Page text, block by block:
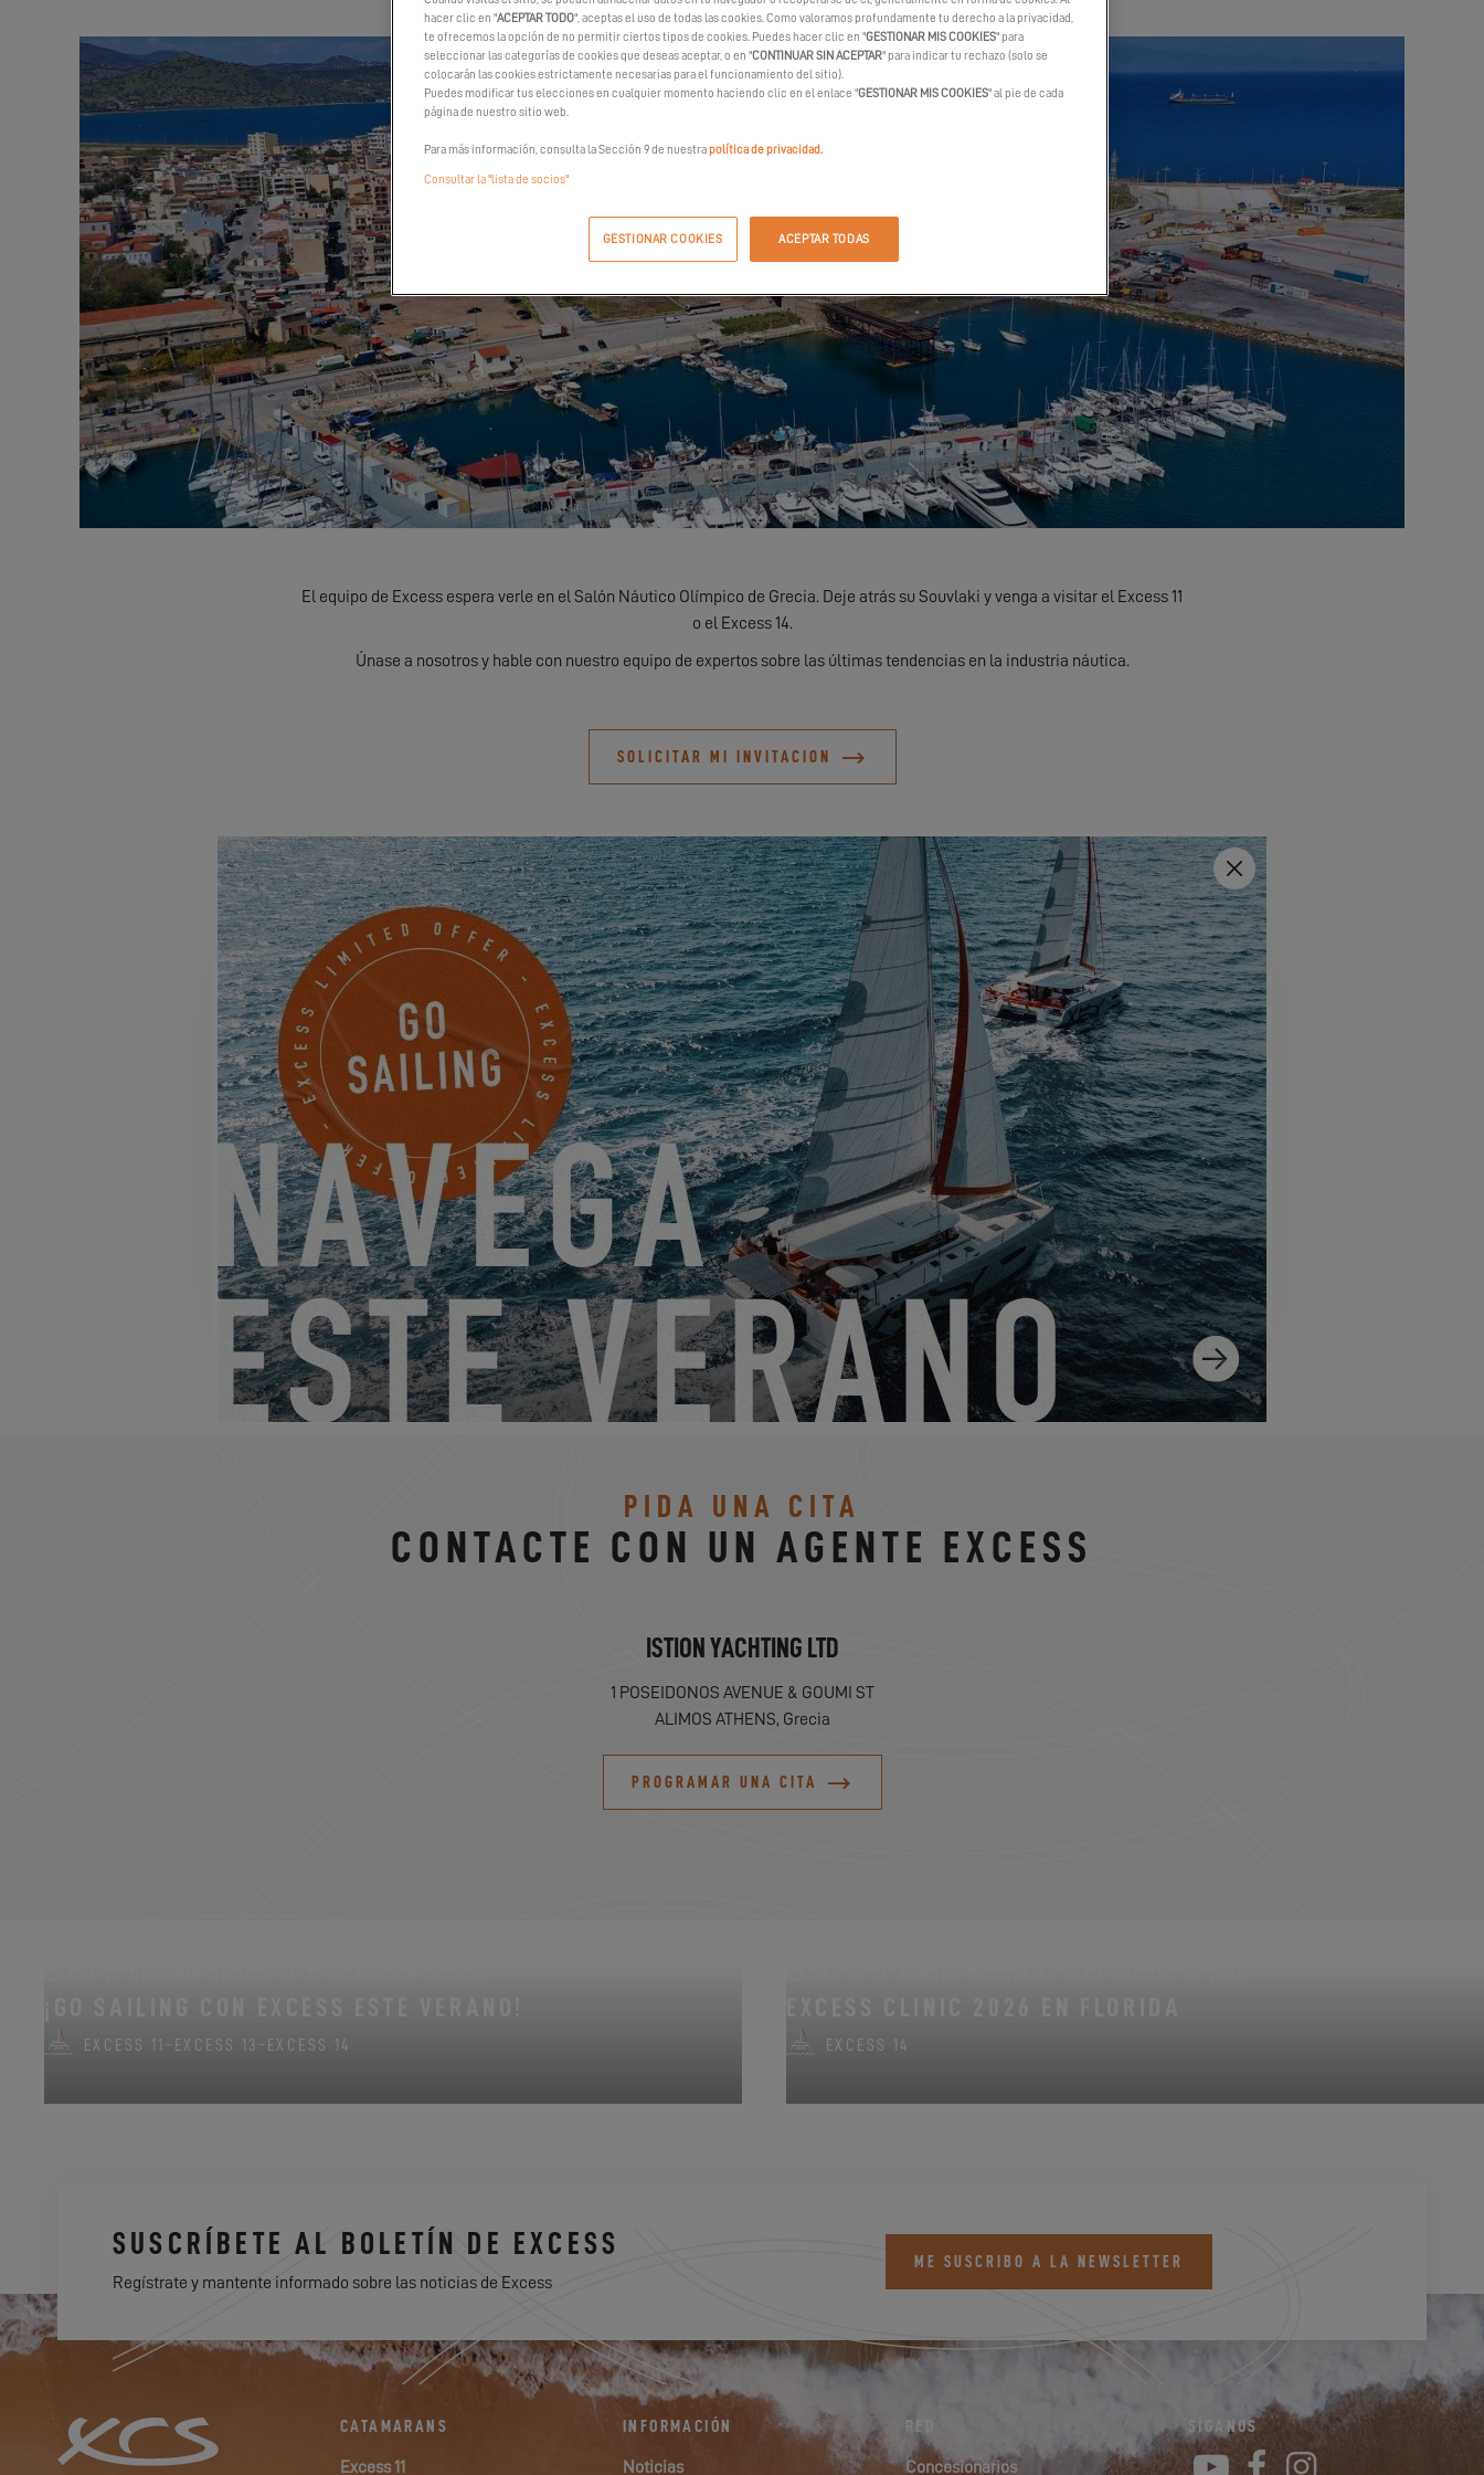
El equipo de Excess espera verle en el Salón Náutico Olímpico de Grecia. Deje atrás su Souvlaki y venga a visitar el Excess 11
o el Excess 14.
Únase a nosotros y hable con nuestro equipo de expertos sobre las últimas tendencias en la industria náutica.
SOLICITAR MI INVITACION
DESCÚBRALOS
EXCESS 11 EXCESS 14
PIDA UNA CITA
CONTACTE CON UN AGENTE EXCESS
ISTION YACHTING LTD
1 POSEIDONOS AVENUE & GOUMI ST
ALIMOS ATHENS, Grecia
PROGRAMAR UNA CITA
EXCESS 11 - EXCESS 13 - EXCESS 14 EXCESS 14
SUSCRÍBETE AL BOLETÍN DE EXCESS
Regístrate y mantente informado sobre las noticias de Excess
ME SUSCRIBO A LA NEWSLETTER
CATAMARANS
Excess 11
INFORMACIÓN
Noticias
RED
Concesionarios
SÍGANOS
YouTube
Facebook
Instagram
hacer clic en "ACEPTAR TODO", aceptas el uso de todas las cookies. Como valoramos profundamente tu derecho a la privacidad,
te ofrecemos la opción de no permitir ciertos tipos de cookies. Puedes hacer clic en "GESTIONAR MIS COOKIES" para
seleccionar las categorías de cookies que deseas aceptar, o en "CONTINUAR SIN ACEPTAR" para indicar tu rechazo (solo se
colocarán las cookies estrictamente necesarias para el funcionamiento del sitio).
Puedes modificar tus elecciones en cualquier momento haciendo clic en el enlace "GESTIONAR MIS COOKIES" al pie de cada
página de nuestro sitio web.
Para más información, consulta la Sección 9 de nuestrapolítica de privacidad.
Consultar la "lista de socios"
GESTIONAR COOKIES ACEPTAR TODAS
Close